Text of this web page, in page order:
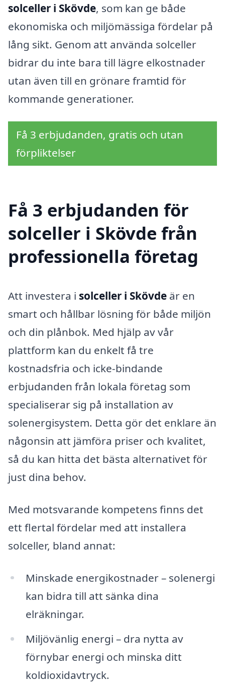
solceller i Skövde, som kan ge både
ekonomiska och miljömässiga fördelar på
lång sikt. Genom att använda solceller
bidrar du inte bara till lägre elkostnader
utan även till en grönare framtid för
kommande generationer.
Få 3 erbjudanden, gratis och utan
förpliktelser
Få 3 erbjudanden för
solceller i Skövde från
professionella företag
Att investera i solceller i Skövde är en
smart och hållbar lösning för både miljön
och din plånbok. Med hjälp av vår
plattform kan du enkelt få tre
kostnadsfria och icke-bindande
erbjudanden från lokala företag som
specialiserar sig på installation av
solenergisystem. Detta gör det enklare än
någonsin att jämföra priser och kvalitet,
så du kan hitta det bästa alternativet för
just dina behov.
Med motsvarande kompetens finns det
ett flertal fördelar med att installera
solceller, bland annat:
Minskade energikostnader – solenergi
kan bidra till att sänka dina
elräkningar.
Miljövänlig energi – dra nytta av
förnybar energi och minska ditt
koldioxidavtryck.